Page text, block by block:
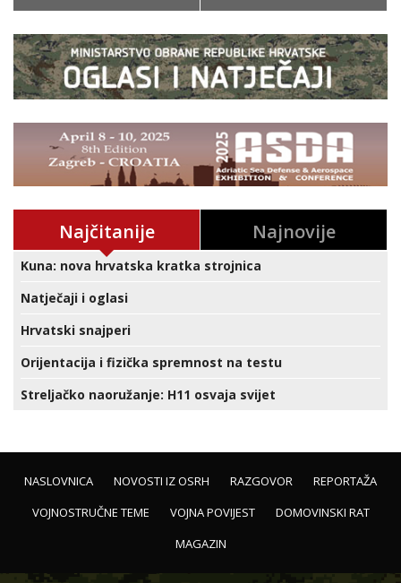
Najčitanije Najnovije
Kuna: nova hrvatska kratka strojnica
Natječaji i oglasi
Hrvatski snajperi
Orijentacija i fizička spremnost na testu
Streljačko naoružanje: H11 osvaja svijet
NASLOVNICA NOVOSTI IZ OSRH RAZGOVOR
REPORTAŽA
VOJNOSTRUČNE TEME
VOJNA POVIJEST
DOMOVINSKI RAT
MAGAZIN